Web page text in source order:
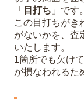
「 目打ち 」です。
この目打ちがき
がないかを、査
いたします。
1箇所でも欠け
が損なわれるた